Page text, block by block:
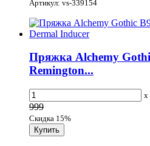
Артикул: vs-339154
Пряжка Alchemy
Remington...
x
999
Скидка 15%